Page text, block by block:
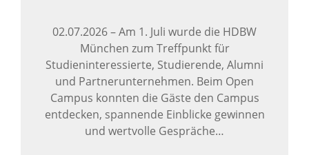
02.07.2026–Am 1. Juli wurde die HDBW
München zum Treffpunkt für
Studieninteressierte, Studierende, Alumni
und Partnerunternehmen. Beim Open
Campus konnten die Gäste den Campus
entdecken, spannende Einblicke gewinnen
und wertvolle Gespräche…